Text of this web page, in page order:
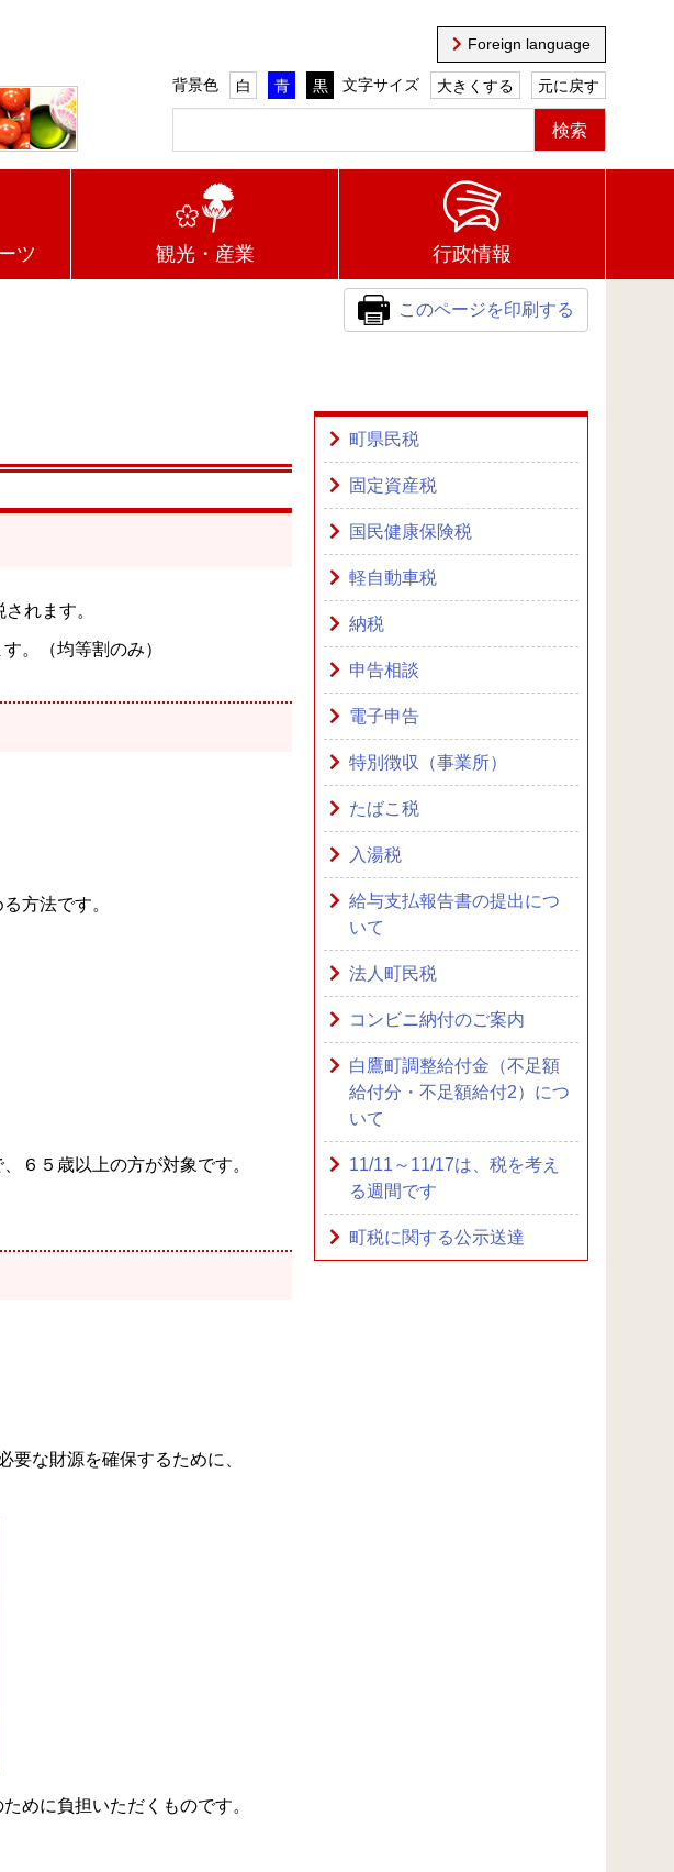
Foreign language
背景色 白 青 黒 文字サイズ 大きくする 元に戻す
ツ 観光・産業 行政情報
このページを印刷する
れます。
。（均等割のみ）
方法です。
６５歳以上の方が対象です。
な財源を確保するために、
めに負担いただくものです。
町県民税
固定資産税
国民健康保険税
軽自動車税
納税
申告相談
電子申告
特別徴収（事業所）
たばこ税
入湯税
給与支払報告書の提出につ
いて
法人町民税
コンビニ納付のご案内
白鷹町調整給付金（不足額
給付分・不足額給付2）につ
いて
11/11～11/17は、税を考え
る週間です
町税に関する公示送達